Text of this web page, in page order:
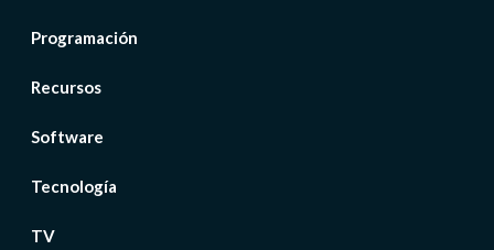
Programación
Recursos
Software
Tecnología
TV